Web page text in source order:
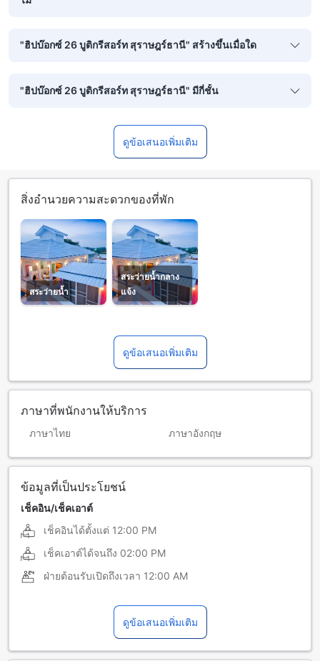
"ฮิปบ๊อกซ์ 26 บูติกรีสอร์ท สุราษฎร์ธานี" สร้างขึ้นเมื่อใด
"ฮิปบ๊อกซ์ 26 บูติกรีสอร์ท สุราษฎร์ธานี" มีกี่ชั้น
ดูข้อเสนอเพิ่มเติม
สิ่งอำนวยความสะดวกของที่พัก
สระว่ายน้ำ
สระว่ายน้ำกลาง
แจ้ง
ดูข้อเสนอเพิ่มเติม
ภาษาที่พนักงานให้บริการ
ภาษาไทย ภาษาอังกฤษ
ข้อมูลที่เป็นประโยชน์
เช็คอิน/เช็คเอาต์
เช็คอินได้ตั้งแต่ 12:00 PM
เช็คเอาต์ได้จนถึง 02:00 PM
ฝ่ายต้อนรับเปิดถึงเวลา 12:00 AM
ดูข้อเสนอเพิ่มเติม